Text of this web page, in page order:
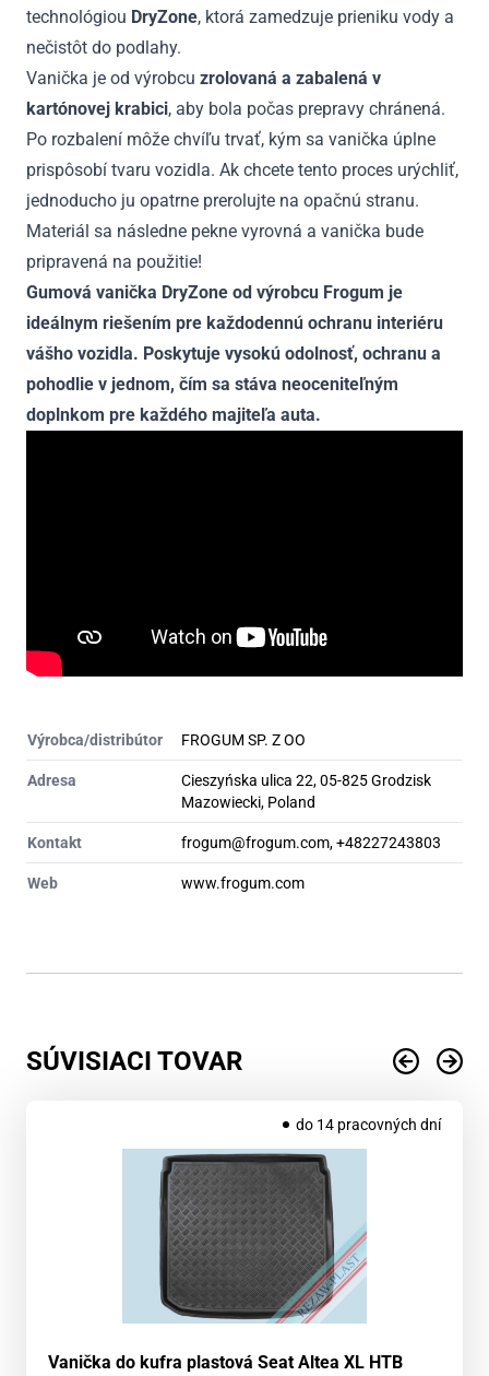
technológiou DryZone, ktorá zamedzuje prieniku vody a
nečistôt do podlahy.
Vanička je od výrobcu zrolovaná a zabalená v
kartónovej krabici, aby bola počas prepravy chránená.
Po rozbalení môže chvíľu trvať, kým sa vanička úplne
prispôsobí tvaru vozidla. Ak chcete tento proces urýchliť,
jednoducho ju opatrne prerolujte na opačnú stranu.
Materiál sa následne pekne vyrovná a vanička bude
pripravená na použitie!
Gumová vanička DryZone od výrobcu Frogum je
ideálnym riešením pre každodennú ochranu interiéru
vášho vozidla. Poskytuje vysokú odolnosť, ochranu a
pohodlie v jednom, čím sa stáva neoceniteľným
doplnkom pre každého majiteľa auta.
Výrobca/distribútor FROGUM SP. Z OO
Adresa
Cieszyńska ulica 22, 05-825 Grodzisk
Mazowiecki, Poland
Kontakt frogum@frogum.com, +48227243803
Web www.frogum.com
SÚVISIACI TOVAR
do 14 pracovných dní
Vanička do kufra plastová Seat Altea XL HTB